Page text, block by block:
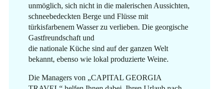
unmöglich, sich nicht in die malerischen Aussichten,
schneebedeckten Berge und Flüsse mit
türkisfarbenem Wasser zu verlieben. Die georgische
Gastfreundschaft und
die nationale Küche sind auf der ganzen Welt
bekannt, ebenso wie lokal produzierte Weine.
Die Managers von „CAPITAL GEORGIA